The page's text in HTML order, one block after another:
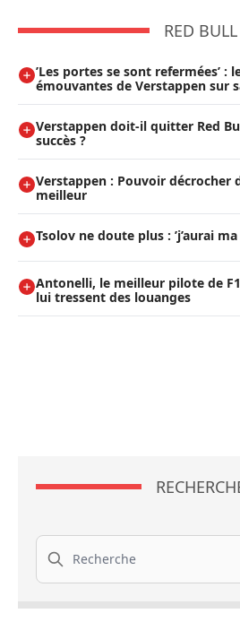
RED BULL
’Les portes se sont refermées’ :
émouvantes de Verstappen sur
Verstappen doit-il quitter Red
succès ?
Verstappen : Pouvoir décrocher
meilleur
Tsolov ne doute plus : ’j’aurai
Antonelli, le meilleur pilote de
lui tressent des louanges
Recherche